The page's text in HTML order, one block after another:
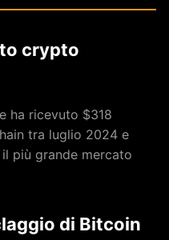
crypto
ha ricevuto $318
tra luglio 2024 e
più grande mercato
di Bitcoin